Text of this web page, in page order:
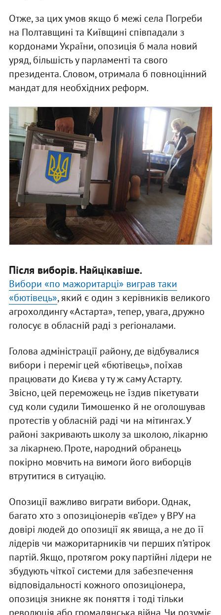
Отже, за цих умов якщо б межі села Погреби
на Полтавщині та Київщині співпадали з
кордонами України, опозиція б мала новий
уряд, більшість у парламенті та свого
президента. Словом, отримала б повноцінний
мандат для необхідних реформ.
Після виборів. Найцікавіше.
Вибори «по мажоритарці» виграв таки
«бютівець», який є один з керівників великого
агрохолдингу «Астарта», тепер, увага, дружно
голосує в обласній раді з регіоналами.
Голова адміністрації району, де відбувалися
вибори і переміг цей «бютівець», поїхав
працювати до Києва у ту ж саму Астарту.
Звісно, цей переможець не їздив пікетувати
суд коли судили Тимошенко й не оголошував
протестів у обласній раді чи на мітингах. У
районі закривають школу за школою, лікарню
за лікарнею. Проте, народний обранець
покірно мовчить на вимоги його виборців
втрутитися в ситуацію.
Опозиції важливо виграти вибори. Однак,
багато хто з опозиціонерів «в’їде» у ВРУ на
довірі людей до опозиції як явища, а не до її
лідерів чи мажоритарників чи перших п’ятірок
партій. Якщо, протягом року партійні лідери не
збудують чіткої системи для забезпечення
відповідальності кожного опозиціонера,
опозиція зникне як поняття і тоді тільки